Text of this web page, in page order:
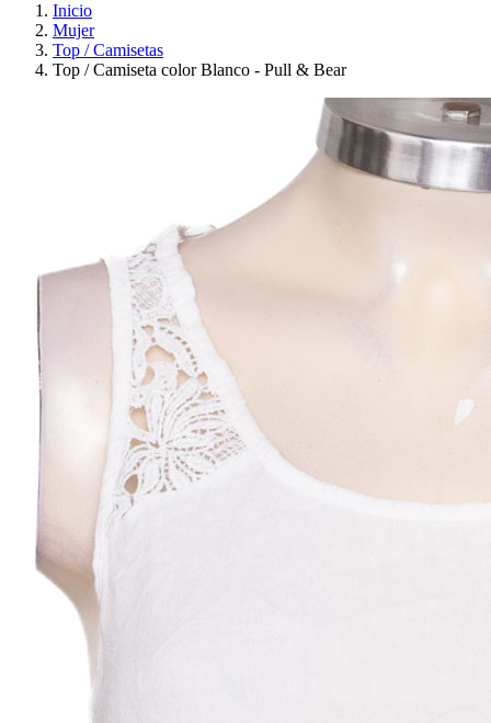
Inicio
Mujer
Top / Camisetas
Top / Camiseta color Blanco - Pull & Bear